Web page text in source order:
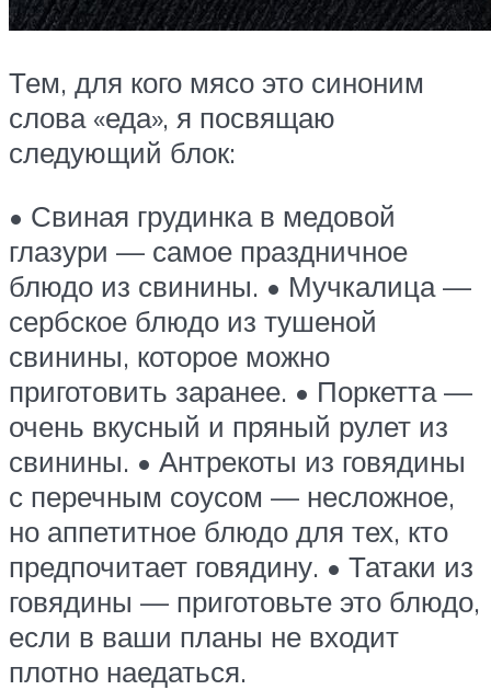
Тем, для кого мясо это синоним
слова «еда», я посвящаю
следующий блок:
• Свиная грудинка в медовой
глазури — самое праздничное
блюдо из свинины. • Мучкалица —
сербское блюдо из тушеной
свинины, которое можно
приготовить заранее. • Поркетта —
очень вкусный и пряный рулет из
свинины. • Антрекоты из говядины
с перечным соусом — несложное,
но аппетитное блюдо для тех, кто
предпочитает говядину. • Татаки из
говядины — приготовьте это блюдо,
если в ваши планы не входит
плотно наедаться.